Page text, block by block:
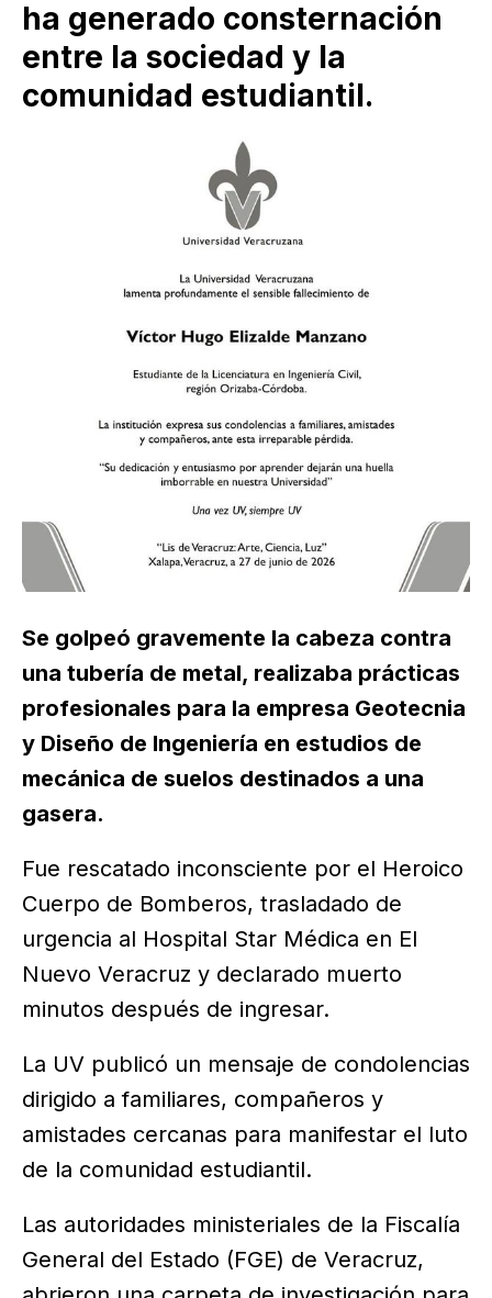
ha generado consternación
entre la sociedad y la
comunidad estudiantil.
Se golpeó gravemente la cabeza contra
una tubería de metal, realizaba prácticas
profesionales para la empresa Geotecnia
y Diseño de Ingeniería en estudios de
mecánica de suelos destinados a una
gasera.
Fue rescatado inconsciente por el Heroico
Cuerpo de Bomberos, trasladado de
urgencia al Hospital Star Médica en El
Nuevo Veracruz y declarado muerto
minutos después de ingresar.
La UV publicó un mensaje de condolencias
dirigido a familiares, compañeros y
amistades cercanas para manifestar el luto
de la comunidad estudiantil.
Las autoridades ministeriales de la Fiscalía
General del Estado (FGE) de Veracruz,